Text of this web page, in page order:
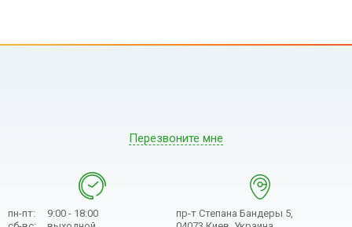
Перезвоните мне
пн-пт:
9:00 - 18:00
пр-т Степана Бандеры 5,